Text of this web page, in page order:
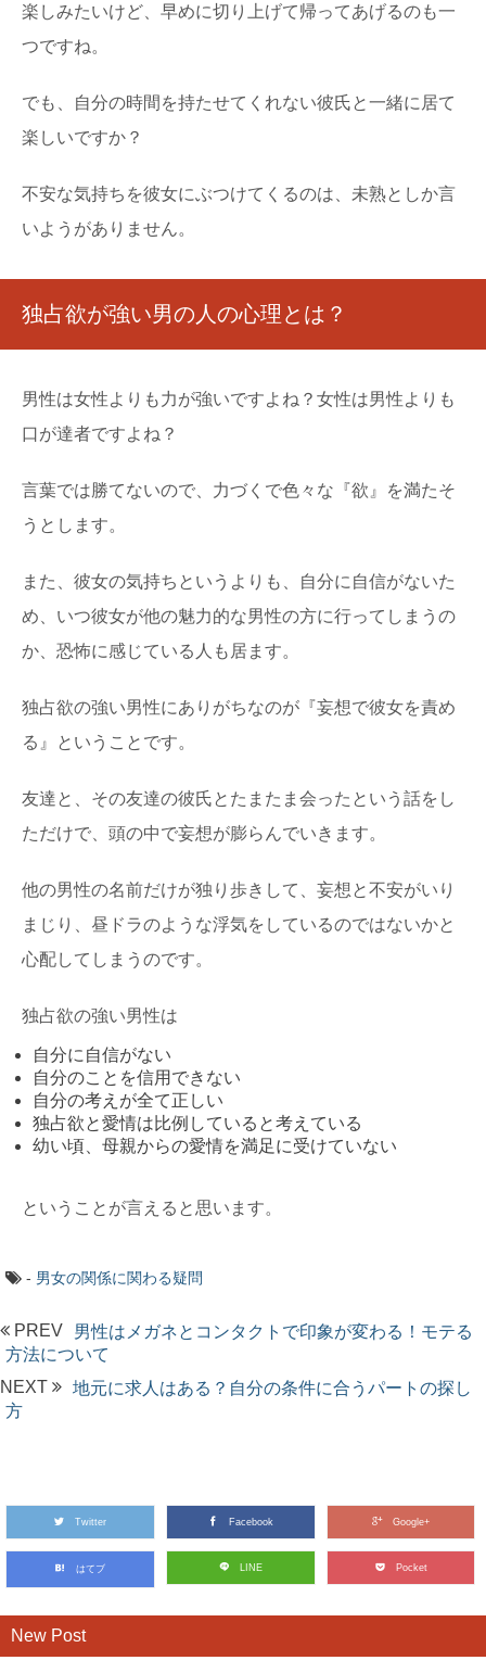
楽しみたいけど、早めに切り上げて帰ってあげるのも一
つですね。
でも、自分の時間を持たせてくれない彼氏と一緒に居て
楽しいですか？
不安な気持ちを彼女にぶつけてくるのは、未熟としか言
いようがありません。
独占欲が強い男の人の心理とは？
男性は女性よりも力が強いですよね？女性は男性よりも
口が達者ですよね？
言葉では勝てないので、力づくで色々な『欲』を満たそ
うとします。
また、彼女の気持ちというよりも、自分に自信がないた
め、いつ彼女が他の魅力的な男性の方に行ってしまうの
か、恐怖に感じている人も居ます。
独占欲の強い男性にありがちなのが『妄想で彼女を責め
る』ということです。
友達と、その友達の彼氏とたまたま会ったという話をし
ただけで、頭の中で妄想が膨らんでいきます。
他の男性の名前だけが独り歩きして、妄想と不安がいり
まじり、昼ドラのような浮気をしているのではないかと
心配してしまうのです。
独占欲の強い男性は
自分に自信がない
自分のことを信用できない
自分の考えが全て正しい
独占欲と愛情は比例していると考えている
幼い頃、母親からの愛情を満足に受けていない
ということが言えると思います。
- 男女の関係に関わる疑問
PREV
男性はメガネとコンタクトで印象が変わる！モテる
方法について
NEXT
地元に求人はある？自分の条件に合うパートの探し
方
Twitter Facebook Google+
はてブ LINE Pocket
New Post